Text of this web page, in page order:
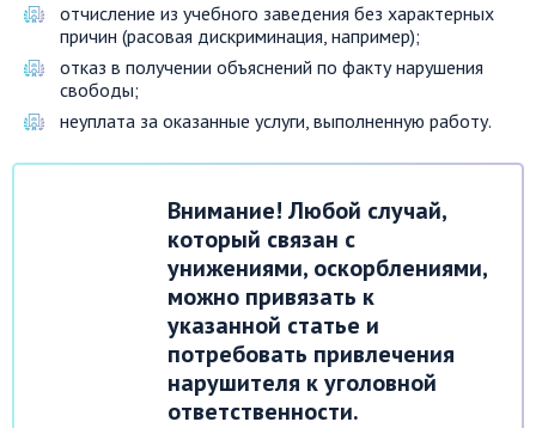
отчисление из учебного заведения без характерных
причин (расовая дискриминация, например);
отказ в получении объяснений по факту нарушения
свободы;
неуплата за оказанные услуги, выполненную работу.
Внимание! Любой случай,
который связан с
унижениями, оскорблениями,
можно привязать к
указанной статье и
потребовать привлечения
нарушителя к уголовной
ответственности.